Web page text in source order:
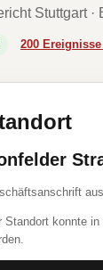
Stuttgart ·
200
Standort konnte